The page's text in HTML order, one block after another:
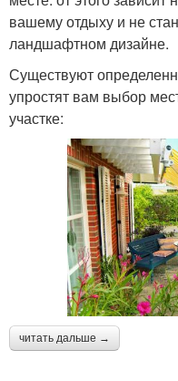
вашему отдыху и не
ландшафтном дизайне.
Существуют
упростят вам выбор
участке:
читать дальше →